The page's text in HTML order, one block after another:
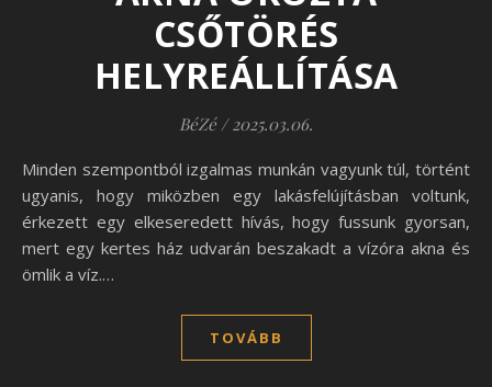
CSŐTÖRÉS
HELYREÁLLÍTÁSA
BéZé / 2025.03.06.
Minden szempontból izgalmas munkán vagyunk túl, történt
ugyanis, hogy miközben egy lakásfelújításban voltunk,
érkezett egy elkeseredett hívás, hogy fussunk gyorsan,
mert egy kertes ház udvarán beszakadt a vízóra akna és
ömlik a víz.…
TOVÁBB